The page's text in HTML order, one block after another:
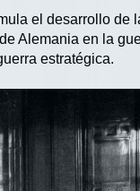
el desarrollo
Alemania en la
estratégica.